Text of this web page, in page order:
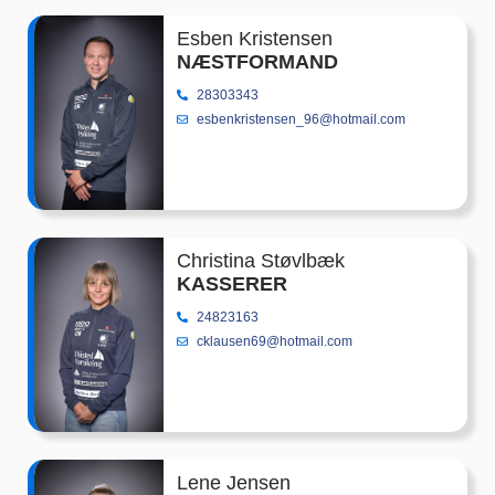
Esben Kristensen
NÆSTFORMAND
28303343
esbenkristensen_96@hotmail.com
Christina Støvlbæk
KASSERER
24823163
cklausen69@hotmail.com
Lene Jensen